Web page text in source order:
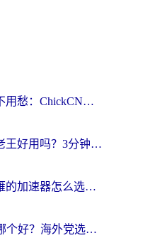
海外党选回国加速器不用愁：ChickCN和洞见哪个好？一篇搞定所有疑问
海外党必看：迅游和老王好用吗？3分钟选对加速国内网络的加速器
海外党必看：类似归雁的加速器怎么选？一篇搞定无缝访问国内资源
斧牛和极速穿梭VPN哪个好？海外党选回国加速器必看的真实对比与避坑指南